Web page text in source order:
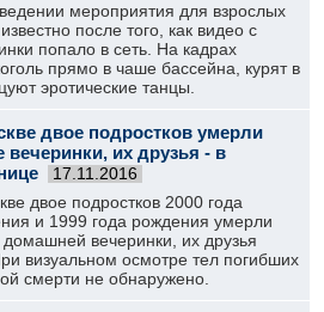
мероприятия для взрослых
после того, как видео с
попало в сеть. На кадрах
прямо в чаше бассейна, курят в
эротические танцы.
двое подростков умерли
вечеринки, их друзья - в
17.11.2016
двое подростков 2000 года
и 1999 года рождения умерли
домашней вечеринки, их друзья
визуальном осмотре тел погибших
смерти не обнаружено.